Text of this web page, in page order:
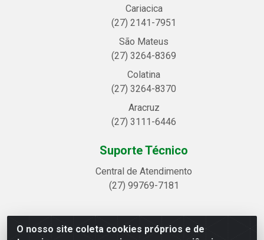
O nosso site coleta cookies próprios e de
Cariacica
(27) 2141-7951
São Mateus
(27) 3264-8369
Colatina
(27) 3264-8370
Aracruz
(27) 3111-6446
Suporte Técnico
Central de Atendimento
(27) 99769-7181
Linhavix Distribuidora LTDA - Avenida Alegre, 2521 -